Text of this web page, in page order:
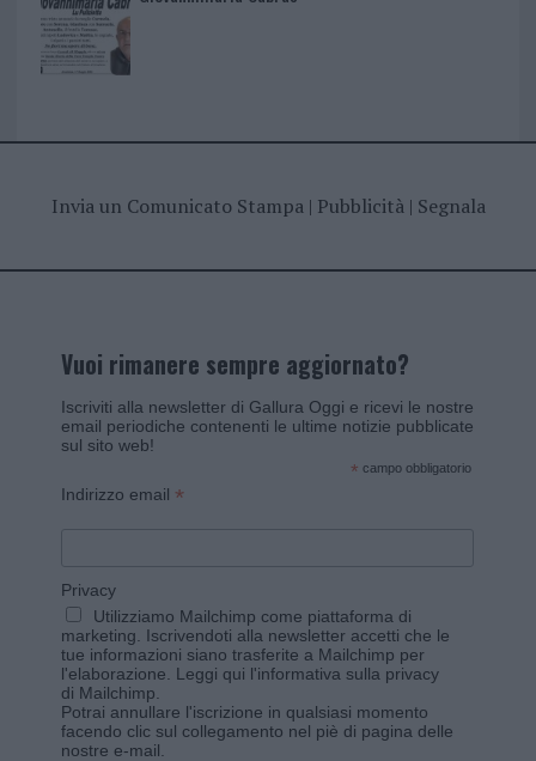
Invia un Comunicato Stampa| Pubblicità| Segnala
Vuoi rimanere sempre aggiornato?
Iscriviti alla newsletter di Gallura Oggi e ricevi le nostre
email periodiche contenenti le ultime notizie pubblicate
sul sito web!
* campo obbligatorio
Indirizzo email *
Privacy
Utilizziamo Mailchimp come piattaforma di
marketing. Iscrivendoti alla newsletter accetti che le
tue informazioni siano trasferite a Mailchimp per
l'elaborazione. Leggi qui l'informativa sulla privacy
di Mailchimp
Potrai annullare l'iscrizione in qualsiasi momento
facendo clic sul collegamento nel piè di pagina delle
nostre e-mail.